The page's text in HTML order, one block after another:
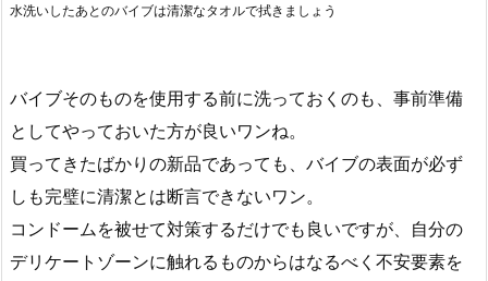
水洗いしたあとのバイブは清潔なタオルで拭きましょう
バイブそのものを使用する前に洗っておくのも、事前準備
としてやっておいた方が良いワンね。
買ってきたばかりの新品であっても、バイブの表面が必ず
しも完璧に清潔とは断言できないワン。
コンドームを被せて対策するだけでも良いですが、自分の
デリケートゾーンに触れるものからはなるべく不安要素を